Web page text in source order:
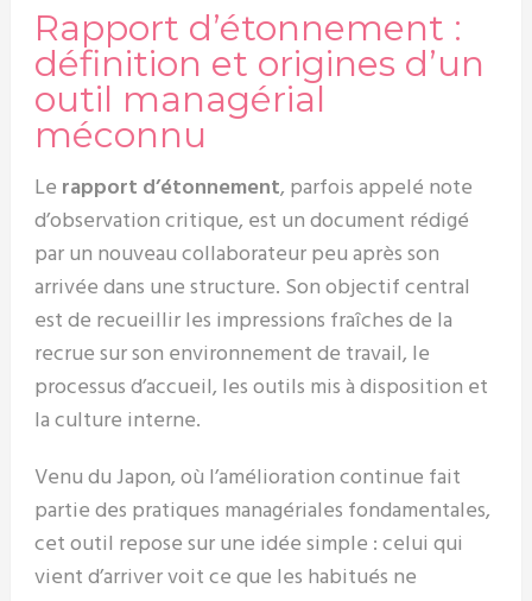
Rapport d’étonnement :
définition et origines d’un
outil managérial
méconnu
Le rapport d’étonnement, parfois appelé note
d’observation critique, est un document rédigé
par un nouveau collaborateur peu après son
arrivée dans une structure. Son objectif central
est de recueillir les impressions fraîches de la
recrue sur son environnement de travail, le
processus d’accueil, les outils mis à disposition et
la culture interne.
Venu du Japon, où l’amélioration continue fait
partie des pratiques managériales fondamentales,
cet outil repose sur une idée simple : celui qui
vient d’arriver voit ce que les habitués ne